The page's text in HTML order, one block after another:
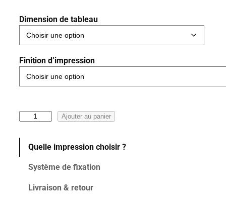
d
p
x
:
1
0
Dimension de tableau
Finition d’impression
a
t
Ajouter au panier
Quelle impression choisir ?
Système de fixation
Livraison & retour